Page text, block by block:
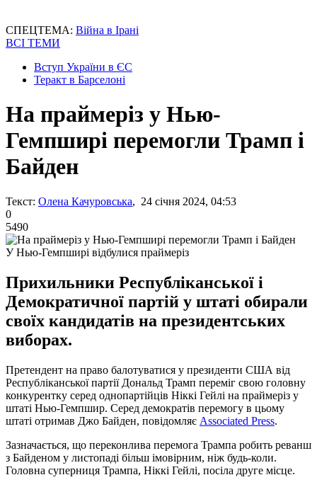
СПЕЦТЕМА: Війна в Ірані
ВСІ ТЕМИ
Вступ України в ЄС
Теракт в Барселоні
На праймеріз у Нью-
Гемпширі перемогли Трамп і
Байден
Текст: Олена Качуровська, 24 січня 2024, 04:53
0
5490
У Нью-Гемпширі відбулися праймеріз
Прихильники Республіканської і
Демократичної партій у штаті обирали
своїх кандидатів на президентських
виборах.
Претендент на право балотуватися у президенти США від
Республіканської партії Дональд Трамп переміг свою головну
конкурентку серед однопартійців Ніккі Гейлі на праймеріз у
штаті Нью-Гемпшир. Серед демократів перемогу в цьому
штаті отримав Джо Байден, повідомляє Associated Press.
Зазначається, що переконлива перемога Трампа робить реванш
з Байденом у листопаді більш імовірним, ніж будь-коли.
Головна суперниця Трампа, Ніккі Гейлі, посіла друге місце.